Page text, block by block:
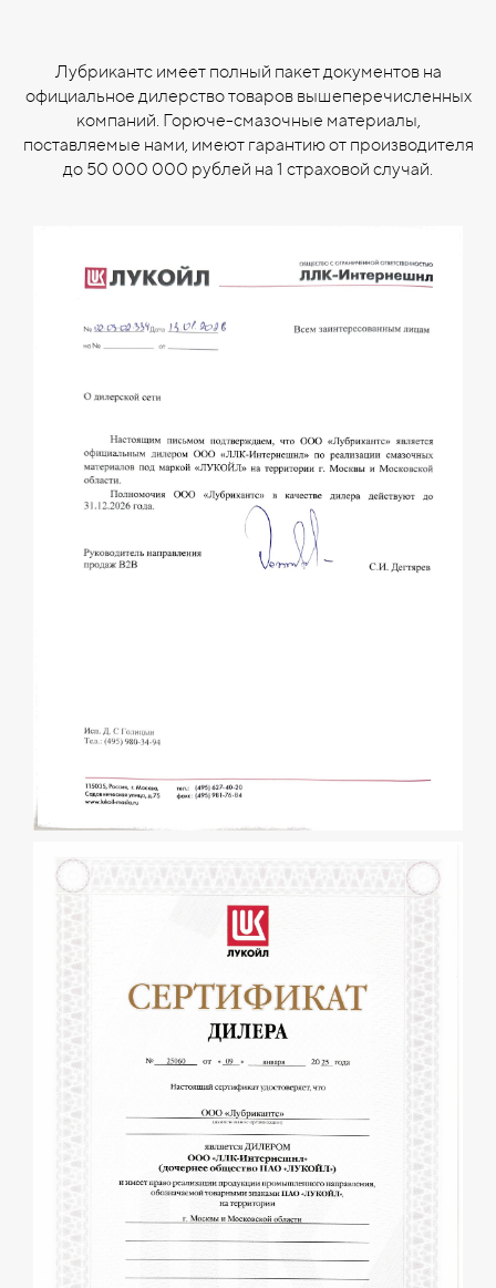
Лубрикантс имеет полный пакет документов на
официальное дилерство товаров вышеперечисленных
компаний. Горюче-смазочные материалы,
поставляемые нами, имеют гарантию от производителя
до 50 000 000 рублей на 1 страховой случай.